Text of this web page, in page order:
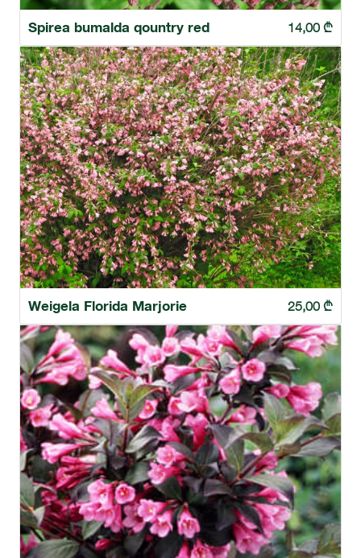
Spirea bumalda qountry red 14,00 ₾
Weigela Florida Marjorie 25,00 ₾